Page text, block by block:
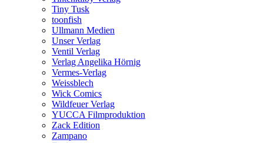
Tiny Tusk
toonfish
Ullmann Medien
Unser Verlag
Ventil Verlag
Verlag Angelika Hörnig
Vermes-Verlag
Weissblech
Wick Comics
Wildfeuer Verlag
YUCCA Filmproduktion
Zack Edition
Zampano